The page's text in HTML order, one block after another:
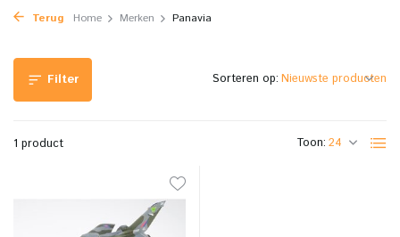
Terug Home Merken Panavia
Filter
1 product Toon:
Sorteren op: